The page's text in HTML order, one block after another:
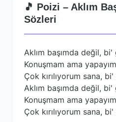
🎵 Poizi – Aklım
Sözleri
Aklım başımda değil,
Konuşmam ama
Çok kırılıyorum sana,
Aklım başımda değil,
Konuşmam ama
Çok kırılıyorum sana,